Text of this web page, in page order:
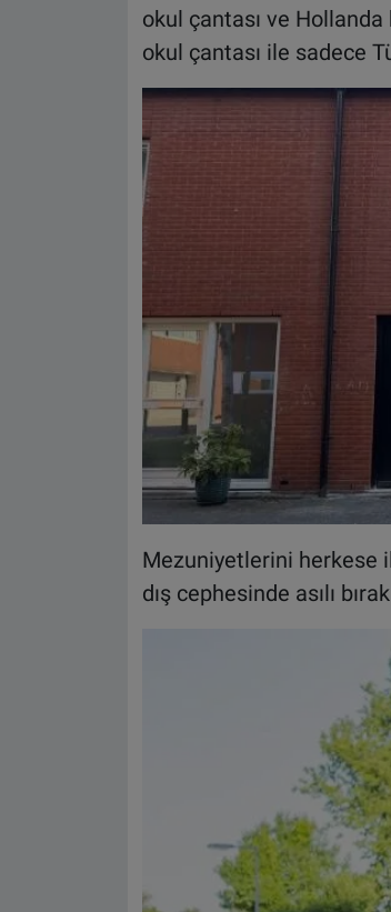
okul çantası ve Hollanda
okul çantası ile sadece
Mezuniyetlerini herkese
dış cephesinde asılı